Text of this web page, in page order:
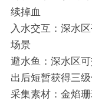
续掉血
入水交互：深水
场景
避水鱼：深水区
出后短暂获得三
采集素材：金焰